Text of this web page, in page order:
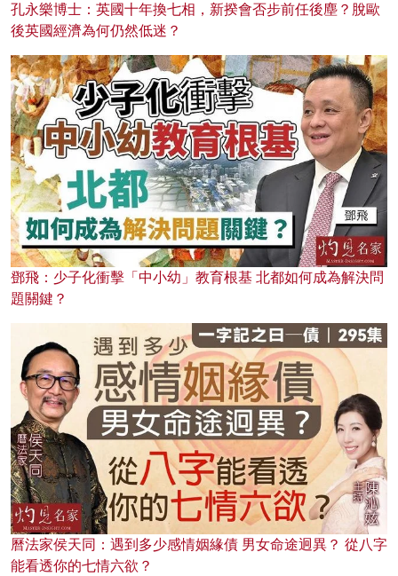
孔永樂博士：英國十年換七相，新揆會否步前任後塵？脫歐
後英國經濟為何仍然低迷？
鄧飛：少子化衝擊「中小幼」教育根基 北都如何成為解決問
題關鍵？
曆法家侯天同：遇到多少感情姻緣債 男女命途迥異？ 從八字
能看透你的七情六欲？